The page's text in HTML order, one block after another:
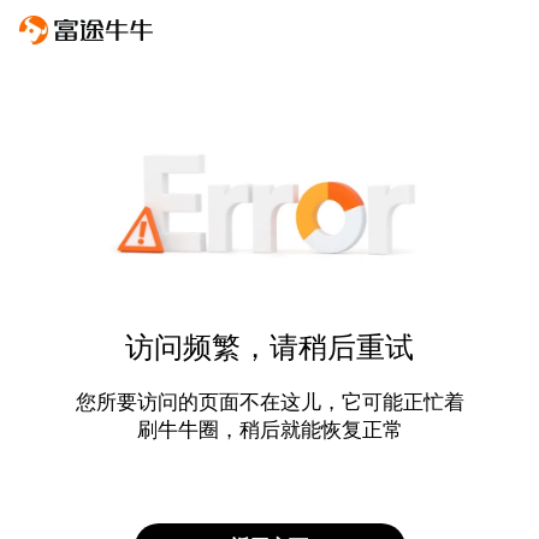
访问频繁，请稍后重试
您所要访问的页面不在这儿，它可能正忙着
刷牛牛圈，稍后就能恢复正常